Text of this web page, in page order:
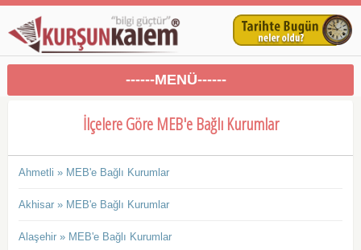
------MENÜ------
İlçelere Göre MEB'e Bağlı Kurumlar
Ahmetli » MEB'e Bağlı Kurumlar
Akhisar » MEB'e Bağlı Kurumlar
Alaşehir » MEB'e Bağlı Kurumlar